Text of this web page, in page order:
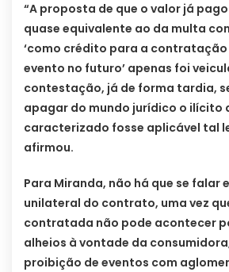
“A proposta de que o valor já
quase equivalente ao da multa
‘como crédito para a contratação
evento no futuro’ apenas foi
contestação, já de forma tardia,
apagar do mundo jurídico o ilícito
caracterizado fosse aplicável tal
afirmou.
Para Miranda, não há que se falar
unilateral do contrato, uma vez
contratada não pode acontecer
alheios à vontade da
proibição de eventos com